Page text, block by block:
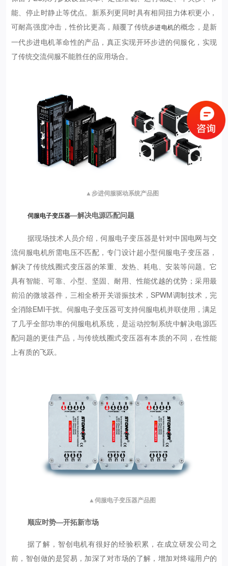
能、停止时静止等优点。新系列更同时具有相同扭力体积更小，
可耐高强度冲击，性价比更高，颠覆了传统步进电机的概念，是新
一代步进电机革命性的产品，真正实现开环步进的伺服化，实现
了传统交流伺服不能胜任的应用场合。
▲步进伺服驱动系统产品图
伺服电子变压器—解决电源匹配问题
据现场技术人员介绍，伺服电子变压器是针对中国电网与交
流伺服电机所需电压不匹配，专门设计超小型伺服电子变压器，
解决了传统线圈式变压器的笨重、发热、耗电、安装等问题。它
具有智能、可靠、小型、坚固、耐用、性能优越的优势；采用最
前沿的微坡器件，三相全桥开关谐振技术，SPWM调制技术，完
全消除EMI干扰。伺服电子变压器可支持伺服电机并联使用，满足
了几乎全部功率的伺服电机系统，是运动控制系统中解决电源匹
配问题的更佳产品，与传统线圈式变压器有本质的不同，在性能
上有质的飞跃。
▲伺服电子变压器产品图
顺应时势—开拓新市场
据了解，智创电机有很好的经验积累，在成立研发公司之
前，智创做的是贸易，加深了对市场的了解，增加对终端用户的